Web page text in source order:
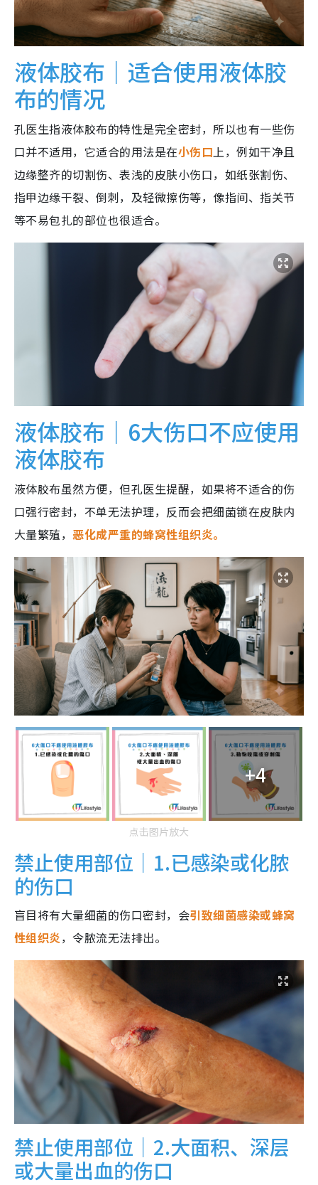
液体胶布｜适合使用液体胶
布的情况
孔医生指液体胶布的特性是完全密封，所以也有一些伤
口并不适用，它适合的用法是在小伤口上，例如干净且
边缘整齐的切割伤、表浅的皮肤小伤口，如纸张割伤、
指甲边缘干裂、倒刺，及轻微擦伤等，像指间、指关节
等不易包扎的部位也很适合。
液体胶布｜6大伤口不应使用
液体胶布
液体胶布虽然方便，但孔医生提醒，如果将不适合的伤
口强行密封，不单无法护理，反而会把细菌锁在皮肤内
大量繁殖，恶化成严重的蜂窝性组织炎。
+4
点击图片放大
禁止使用部位｜1.已感染或化脓
的伤口
盲目将有大量细菌的伤口密封，会引致细菌感染或蜂窝
性组织炎，令脓流无法排出。
禁止使用部位｜2.大面积、深层
或大量出血的伤口